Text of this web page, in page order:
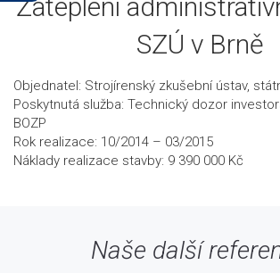
Zateplení
SZÚ v Brně
Objednatel: Strojírenský zkušební ústav,
Poskytnutá služba: Technický dozor
BOZP
Rok realizace: 10/2014 – 03/2015
Náklady realizace stavby: 9 390 000 Kč
Naše další